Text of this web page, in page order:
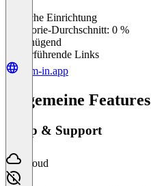
Einfache Einrichtung
Kategorie-Durchschnitt: 0 %
Ungenügend
Weiterführende Links
term-in.app
Allgemeine Features
Setup & Support
Cloud